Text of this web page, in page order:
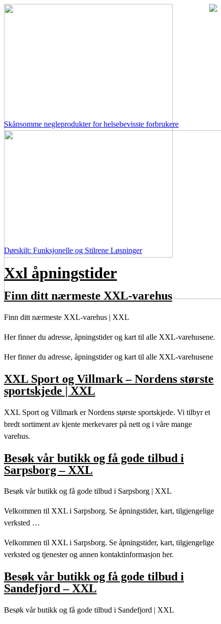
Skånsomme negleprodukter for helsebevisste forbrukere
Dørskilt: Funksjonelle og Stilrene Løsninger
Xxl åpningstider
Finn ditt nærmeste XXL-varehus
Finn ditt nærmeste XXL-varehus | XXL
Her finner du adresse, åpningstider og kart til alle XXL-varehusene.
Her finner du adresse, åpningstider og kart til alle XXL-varehusene
XXL Sport og Villmark – Nordens største
sportskjede | XXL
XXL Sport og Villmark er Nordens største sportskjede. Vi tilbyr et
bredt sortiment av kjente merkevarer på nett og i våre mange
varehus.
Besøk vår butikk og få gode tilbud i
Sarpsborg – XXL
Besøk vår butikk og få gode tilbud i Sarpsborg | XXL
Velkommen til XXL i Sarpsborg. Se åpningstider, kart, tilgjengelige
verksted …
Velkommen til XXL i Sarpsborg. Se åpningstider, kart, tilgjengelige
verksted og tjenester og annen kontaktinformasjon her.
Besøk vår butikk og få gode tilbud i
Sandefjord – XXL
Besøk vår butikk og få gode tilbud i Sandefjord | XXL